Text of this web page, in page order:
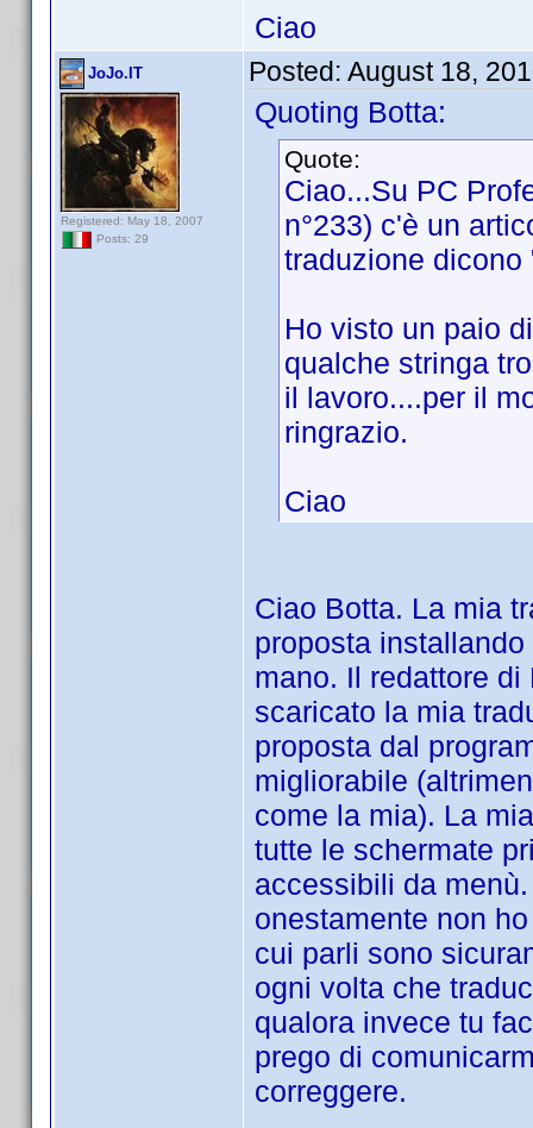
Ciao
JoJo.IT
Registered: May 18, 2007
Posts: 29
Posted: August 18,
Quoting Botta:
Quote:
Ciao...Su PC
n°233) c'è un
traduzione dicono
Ho visto un paio
qualche stringa
il lavoro....per il
ringrazio.
Ciao
Ciao Botta. La mia
proposta
mano. Il redattore
scaricato la mia
proposta dal
migliorabile
come la mia). La
tutte le schermate
accessibili da
onestamente non
cui parli sono
ogni volta che
qualora invece tu
prego di
correggere.